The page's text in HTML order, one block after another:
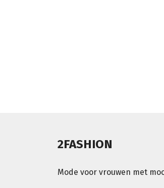
2FASHION
Mode voor vrouwen met